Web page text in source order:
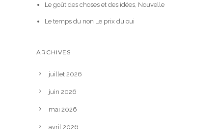
Le goût des choses et des idées, Nouvelle
Le temps du non Le prix du oui
ARCHIVES
juillet 2026
juin 2026
mai 2026
avril 2026